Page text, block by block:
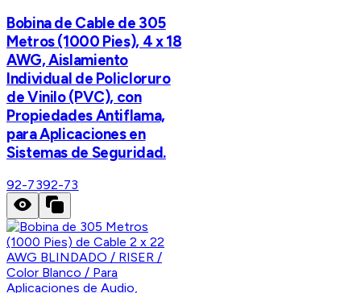
Bobina de Cable de 305
Metros (1000 Pies), 4 x 18
AWG, Aislamiento
Individual de Policloruro
de Vinilo (PVC), con
Propiedades Antiflama,
para Aplicaciones en
Sistemas de Seguridad.
92-7392-73